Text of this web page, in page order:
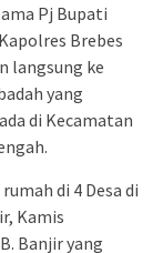
Pj Bupati
Brebes
langsung ke
yang
di Kecamatan
di 4 Desa di
Kamis
Banjir yang